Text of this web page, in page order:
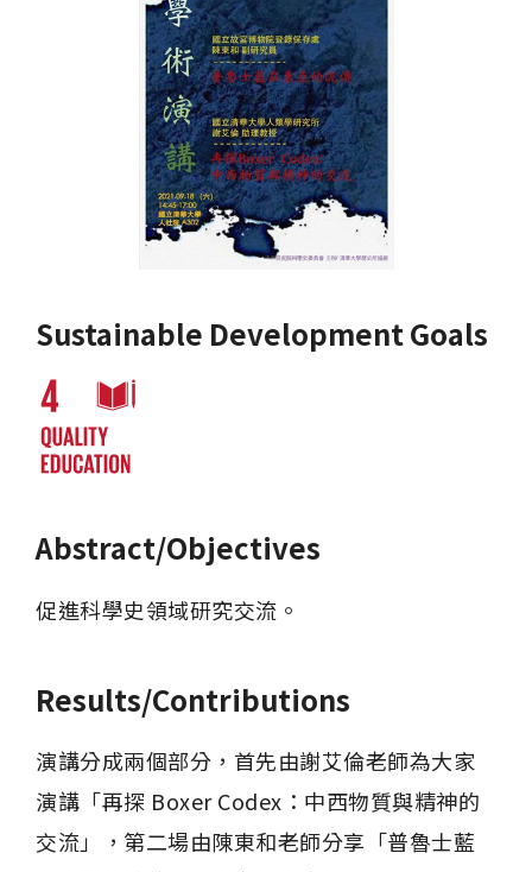
Sustainable Development Goals
Abstract/Objectives
促進科學史領域研究交流。
Results/Contributions
演講分成兩個部分，首先由謝艾倫老師為大家
演講「再探 Boxer Codex：中西物質與精神的
交流」，第二場由陳東和老師分享「普魯士藍